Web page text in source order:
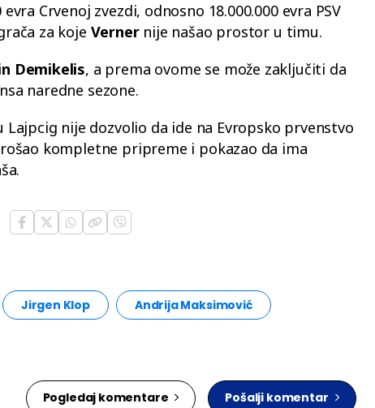
Crvenoj zvezdi, odnosno 18.000.000 evra PSV
za koje Verner nije našao prostor u timu.
Demikelis, a prema ovome se može zaključiti da
naredne sezone.
nije dozvolio da ide na Evropsko prvenstvo
kompletne pripreme i pokazao da ima
Jirgen Klop Andrija Maksimović
Pogledaj komentare Pošalji komentar